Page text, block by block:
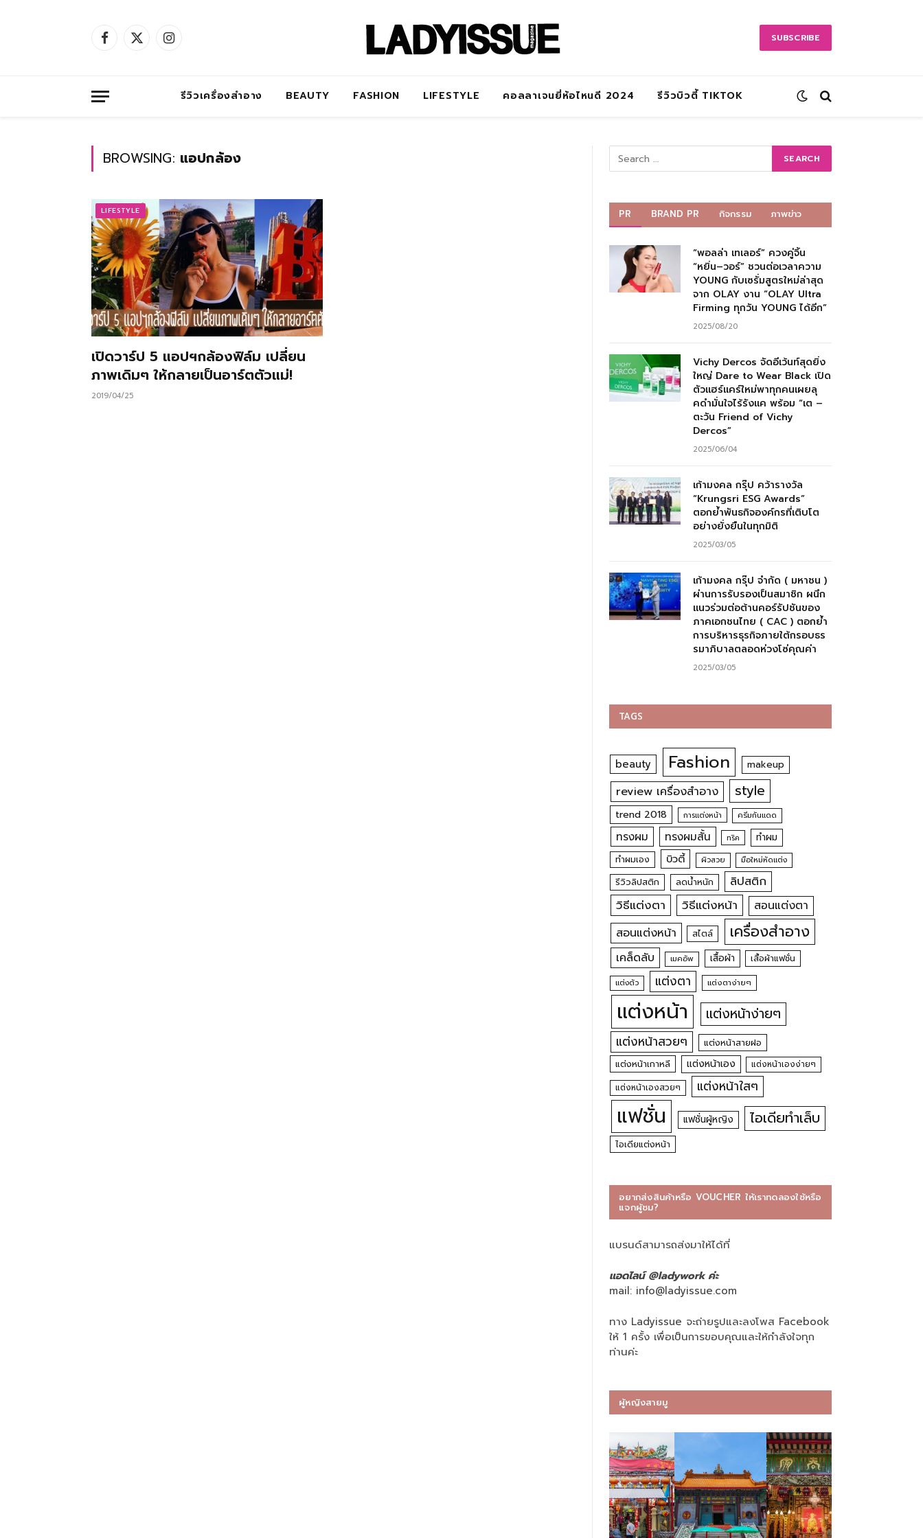
Facebook
X
Instagram SUBSCRIBE
รีวิวเครื่องสำอาง BEAUTY FASHION LIFESTYLE คอลลาเจนยี่ห้อไหนดี 2024 รีวิวบิวตี้ TIKTOK
BROWSING: แอปกล้อง
LIFESTYLE
เปิดวาร์ป 5 แอปฯกล้องฟิล์ม เปลี่ยน
ภาพเดิมๆ ให้กลายเป็นอาร์ตตัวแม่!
2019/04/25
PR BRAND PR กิจกรรม ภาพข่าว
“พอลล่า เทเลอร์” ควงคู่จิ้น
“หยิ่น–วอร์” ชวนต่อเวลาความ
YOUNG กับเซรั่มสูตรใหม่ล่าสุด
จาก OLAY งาน “OLAY Ultra
Firming ทุกวัน YOUNG ได้อีก”
2025/08/20
Vichy Dercos จัดอีเว้นท์สุดยิ่ง
ใหญ่ Dare to Wear Black เปิด
ตัวแฮร์แคร์ใหม่พาทุกคนเผยลุ
คดำมั่นใจไร้รังแค พร้อม “เต –
ตะวัน Friend of Vichy
Dercos”
2025/06/04
เก้ามงคล กรุ๊ป คว้ารางวัล
“Krungsri ESG Awards”
ตอกย้ำพันธกิจองค์กรที่เติบโต
อย่างยั่งยืนในทุกมิติ
2025/03/05
เก้ามงคล กรุ๊ป จำกัด ( มหาชน )
ผ่านการรับรองเป็นสมาชิก ผนึก
แนวร่วมต่อต้านคอร์รัปชันของ
ภาคเอกชนไทย ( CAC ) ตอกย้ำ
การบริหารธุรกิจภายใต้กรอบธร
รมาภิบาลตลอดห่วงโซ่คุณค่า
2025/03/05
TAGS
beauty Fashion makeup
review เครื่องสำอาง style
trend 2018 การแต่งหน้า ครีมกันแดด
ทรงผม ทรงผมสั้น ทริค ทำผม
ทำผมเอง บิวตี้ ผิวสวย มือใหม่หัดแต่ง
รีวิวลิปสติก ลดน้ำหนัก ลิปสติก
วิธีแต่งตา วิธีแต่งหน้า สอนแต่งตา
สอนแต่งหน้า สไตล์ เครื่องสำอาง
เคล็ดลับ เมคอัพ เสื้อผ้า เสื้อผ้าแฟชั่น
แต่งตัว แต่งตา แต่งตาง่ายๆ
แต่งหน้า แต่งหน้าง่ายๆ
แต่งหน้าสวยๆ
แต่งหน้าสายฝอ
แต่งหน้าเกาหลี
แต่งหน้าเอง
แต่งหน้าเองง่ายๆ
แต่งหน้าเองสวยๆ
แต่งหน้าใสๆ
แฟชั่น แฟชั่นผู้หญิง ไอเดียทำเล็บ
ไอเดียแต่งหน้า
อยากส่งสินค้าหรือ VOUCHER ให้เราทดลองใช้หรือ
แจกผู้ชม?
แบรนด์สามารถส่งมาให้ได้ที่
แอดไลน์ @ladywork ค่ะ
mail: info@ladyissue.com
ทาง Ladyissue จะถ่ายรูปและลงโพส Facebook
ให้ 1 ครั้ง เพื่อเป็นการขอบคุณและให้กำลังใจทุก
ท่านค่ะ
ผู้หญิงสายมู